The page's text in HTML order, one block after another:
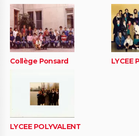
Collège Ponsard LYCEE
LYCEE POLYVALENT